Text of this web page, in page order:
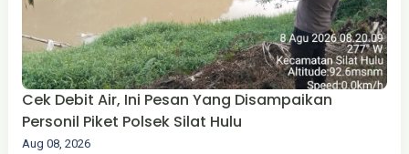
Cek Debit Air, Ini Pesan Yang Disampaikan
Personil Piket Polsek Silat Hulu
Aug 08, 2026